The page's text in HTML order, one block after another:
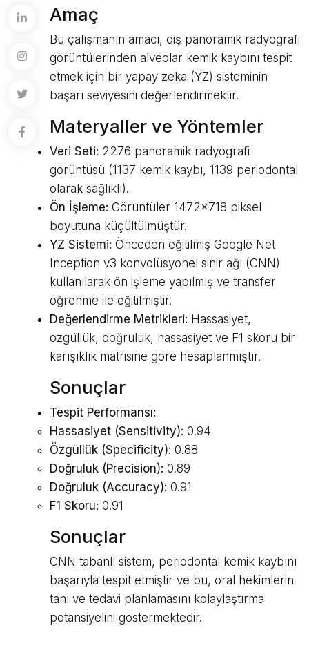
Amaç
Bu çalışmanın amacı, diş panoramik radyografi
görüntülerinden alveolar kemik kaybını tespit
etmek için bir yapay zeka (YZ) sisteminin
başarı seviyesini değerlendirmektir.
Materyaller ve Yöntemler
Veri Seti: 2276 panoramik radyografi
görüntüsü (1137 kemik kaybı, 1139 periodontal
olarak sağlıklı).
Ön İşleme: Görüntüler 1472x718 piksel
boyutuna küçültülmüştür.
YZ Sistemi: Önceden eğitilmiş Google Net
Inception v3 konvolüsyonel sinir ağı (CNN)
kullanılarak ön işleme yapılmış ve transfer
öğrenme ile eğitilmiştir.
Değerlendirme Metrikleri: Hassasiyet,
özgüllük, doğruluk, hassasiyet ve F1 skoru bir
karışıklık matrisine göre hesaplanmıştır.
Sonuçlar
Tespit Performansı:
Hassasiyet (Sensitivity): 0.94
Özgüllük (Specificity): 0.88
Doğruluk (Precision): 0.89
Doğruluk (Accuracy): 0.91
F1 Skoru: 0.91
Sonuçlar
CNN tabanlı sistem, periodontal kemik kaybını
başarıyla tespit etmiştir ve bu, oral hekimlerin
tanı ve tedavi planlamasını kolaylaştırma
potansiyelini göstermektedir.